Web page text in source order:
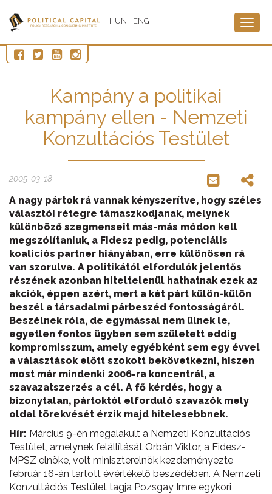
HUN ENG
Kampány a politikai
kampány ellen - Nemzeti
Konzultációs Testület
2005-03-18
A nagy pártok rá vannak kényszerítve, hogy széles
választói rétegre támaszkodjanak, melynek
különböző szegmenseit más-más módon kell
megszólítaniuk, a Fidesz pedig, potenciális
koalíciós partner hiányában, erre különösen rá
van szorulva. A politikától elfordulók jelentős
részének azonban hiteltelenül hathatnak ezek az
akciók, éppen azért, mert a két párt külön-külön
beszél a társadalmi párbeszéd fontosságáról.
Beszélnek róla, de egymással nem ülnek le,
egyetlen fontos ügyben sem született eddig
kompromisszum, amely egyébként sem egy évvel
a választások előtt szokott bekövetkezni, hiszen
most már mindenki 2006-ra koncentrál, a
szavazatszerzés a cél. A fő kérdés, hogy a
bizonytalan, pártoktól elforduló szavazók mely
oldal törekvését érzik majd hitelesebbnek.
Hír: Március 9-én megalakult a Nemzeti Konzultációs
Testület, amelynek felállítását Orbán Viktor, a Fidesz-
MPSZ elnöke, volt miniszterelnök kezdeményezte
február 16-án tartott évértékelő beszédében. A Nemzeti
Konzultációs Testület tagja Pozsgay Imre egykori